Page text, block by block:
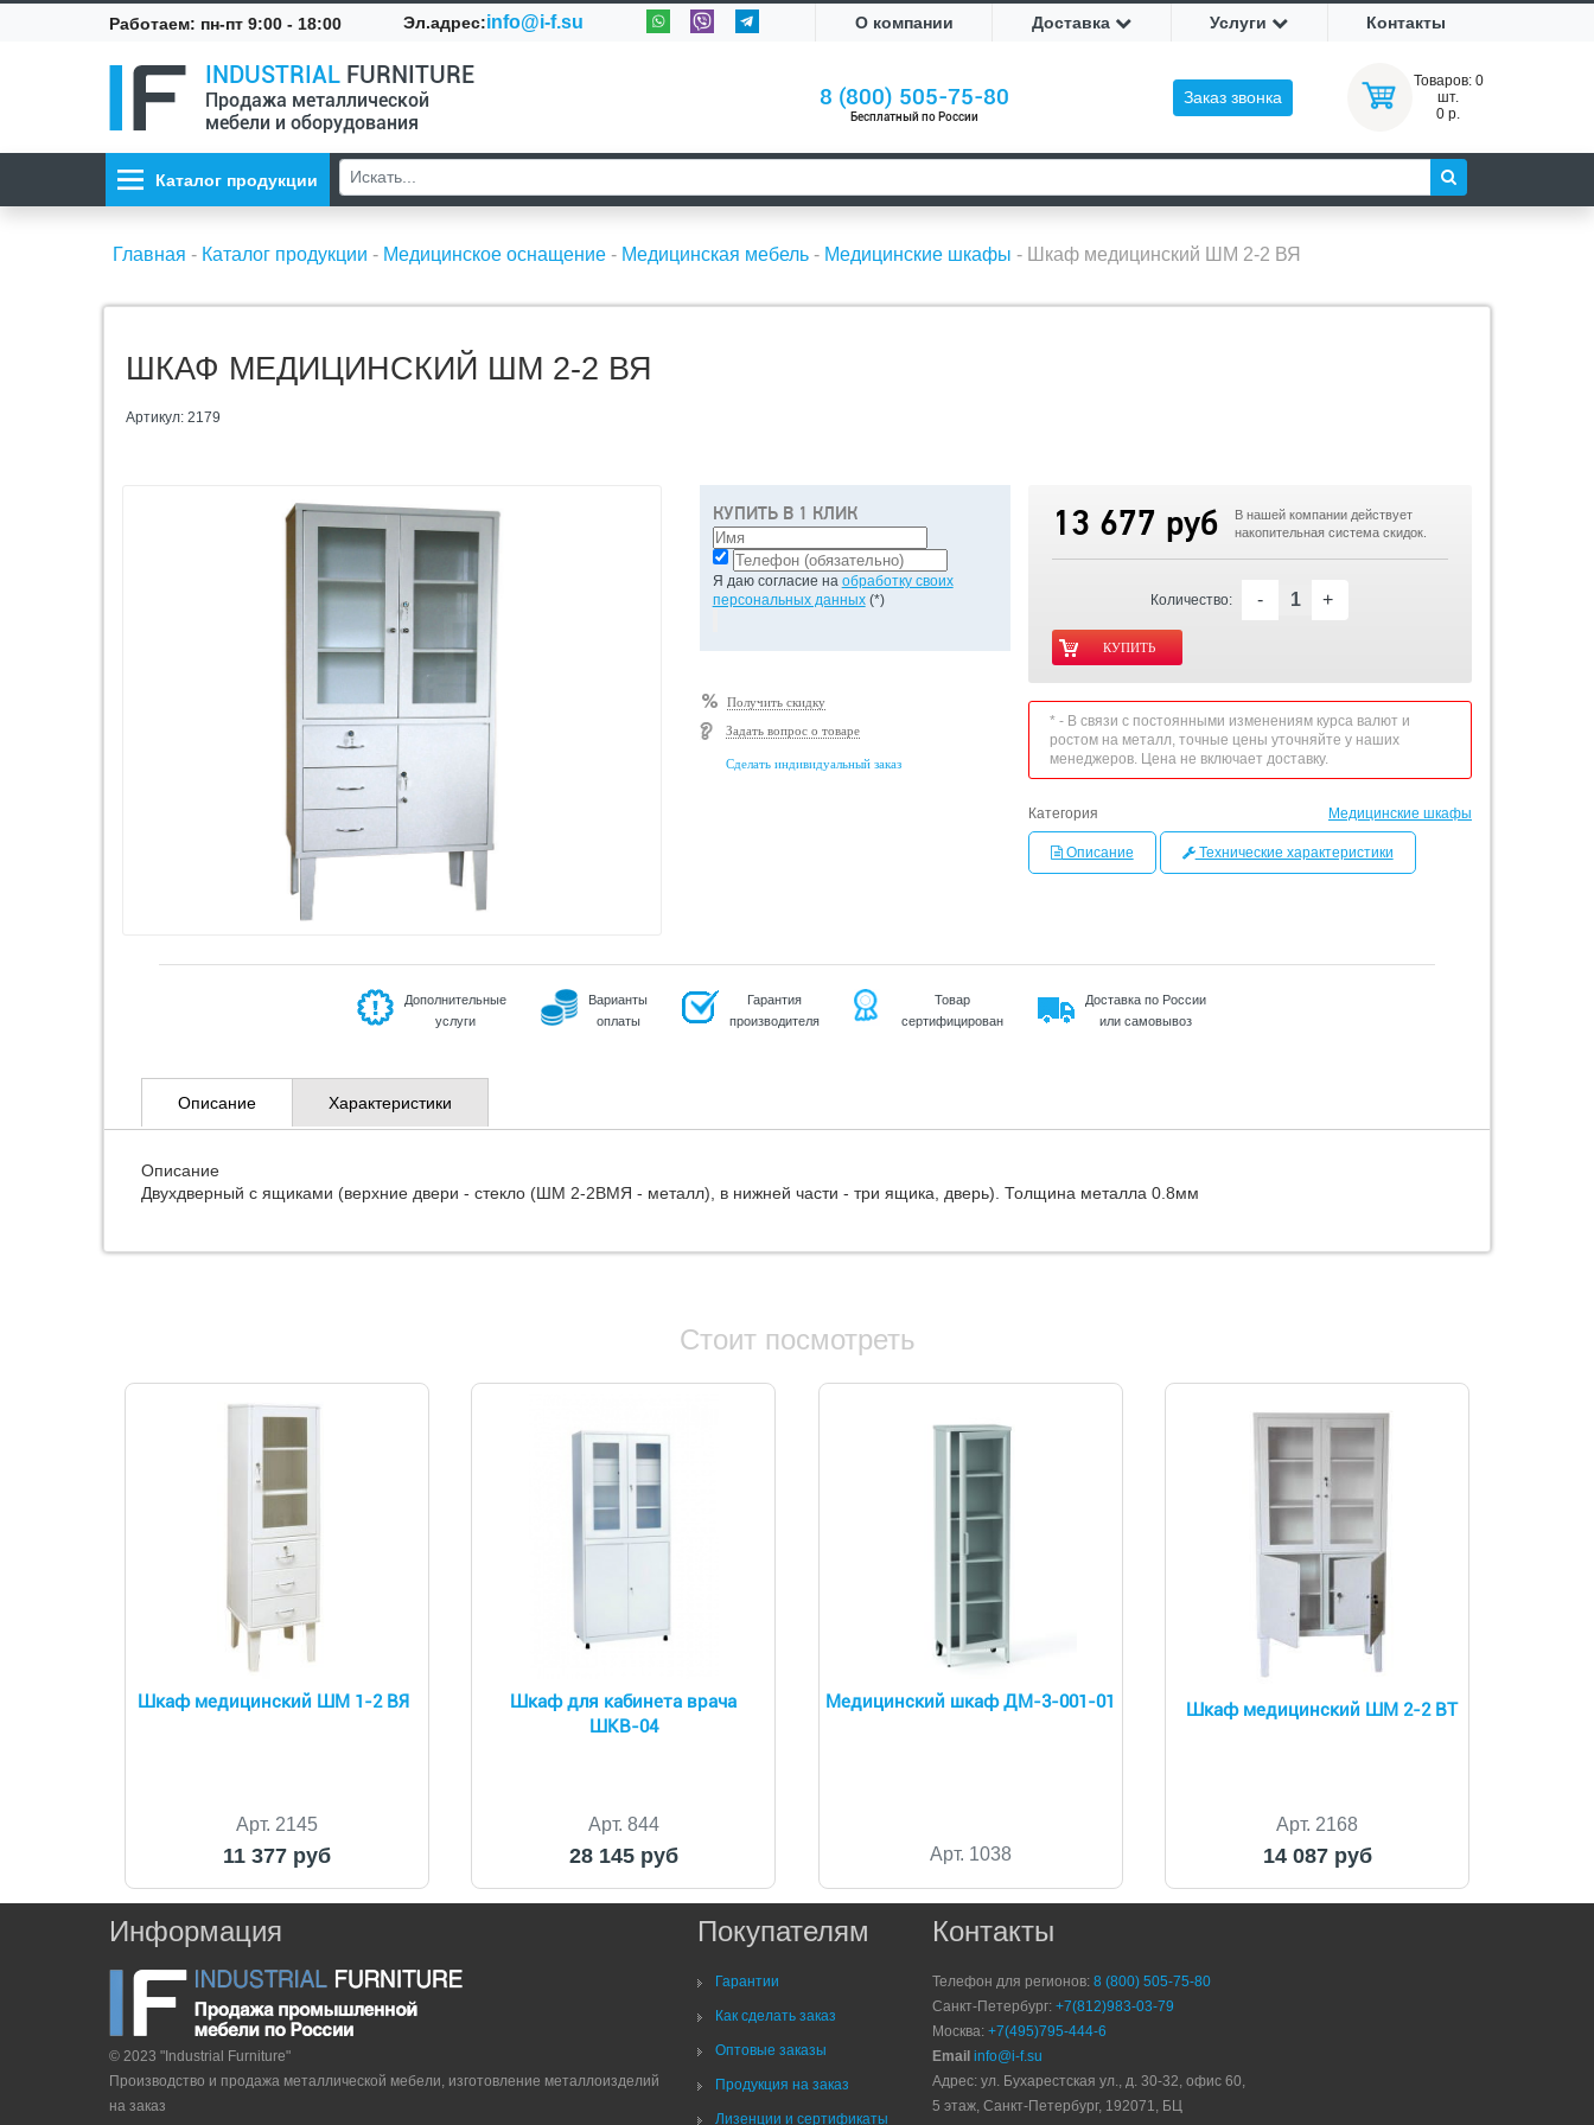
Работаем: пн-пт 9:00 - 18:00 Эл.адрес:info@i-f.su О компании Доставка Услуги Контакты
INDUSTRIAL FURNITURE
Продажа металлической
мебели и оборудования
8 (800) 505-75-80
Бесплатный по России
Заказ звонка
Товаров: 0
шт.
0 р.
Каталог продукции
Главная - Каталог продукции - Медицинское оснащение - Медицинская мебель - Медицинские шкафы - Шкаф медицинский ШМ 2-2 ВЯ
ШКАФ МЕДИЦИНСКИЙ ШМ 2-2 ВЯ
Артикул: 2179
КУПИТЬ В 1 КЛИК
Я даю согласие на обработку своих
персональных данных(*)
Получить скидку
Задать вопрос о товаре
Сделать индивидуальный заказ
13 677 руб
В нашей компании действует
накопительная система скидок.
Количество: - +
* - В связи с постоянными изменениям курса валют и
ростом на металл, точные цены уточняйте у наших
менеджеров. Цена не включает доставку.
Категория Медицинские шкафы
Описание Технические характеристики
Дополнительные
услуги
Варианты
оплаты
Гарантия
производителя
Товар
сертифицирован
Доставка по России
или самовывоз
Описание Характеристики
Описание
Двухдверный с ящиками (верхние двери - стекло (ШМ 2-2ВМЯ - металл), в нижней части - три ящика, дверь). Толщина металла 0.8мм
Стоит посмотреть
Шкаф медицинский ШМ 1-2 ВЯ
Арт. 2145
11 377 руб
Шкаф для кабинета врача
ШКВ-04
Арт. 844
28 145 руб
Медицинский шкаф ДМ-3-001-01
Арт. 1038
Шкаф медицинский ШМ 2-2 ВТ
Арт. 2168
14 087 руб
Информация
© 2023 "Industrial Furniture"
Производство и продажа металлической мебели, изготовление металлоизделий
на заказ
Покупателям
Гарантии
Как сделать заказ
Оптовые заказы
Продукция на заказ
Лизенции и сертификаты
Контакты
Телефон для регионов:8 (800) 505-75-80
Санкт-Петербург:+7(812)983-03-79
Москва:+7(495)795-444-6
Email info@i-f.su
Адрес: ул. Бухарестская ул., д. 30-32, офис 60,
5 этаж, Санкт-Петербург, 192071, БЦ